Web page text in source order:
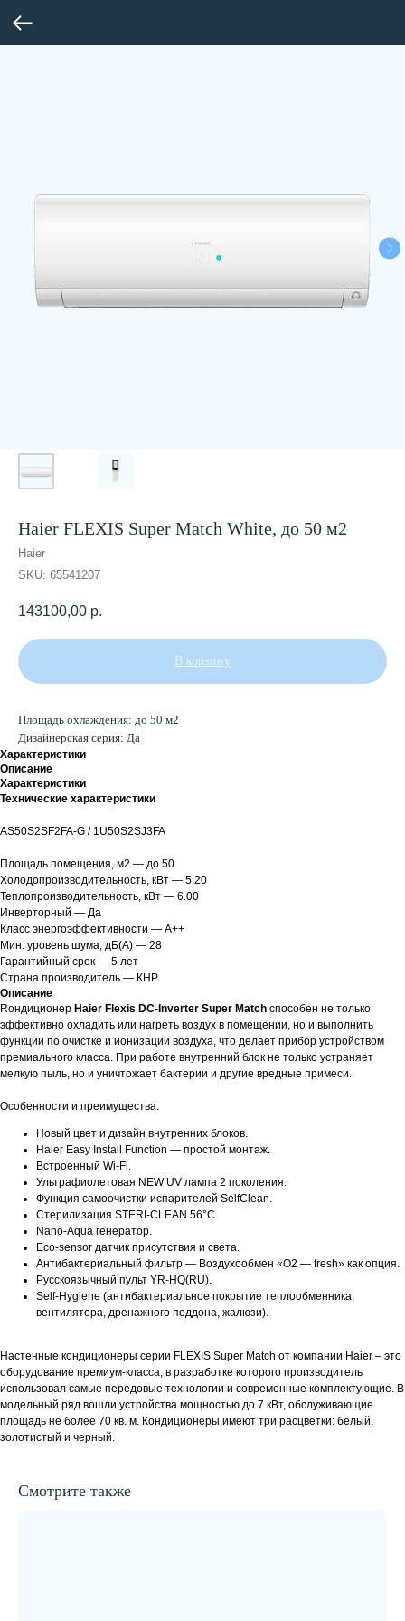
Haier FLEXIS Super Match White, до 50 м2
Haier
SKU: 65541207
143100,00 р.
В корзину
Площадь охлаждения: до 50 м2
Дизайнерская серия: Да
Характеристики
Описание
Характеристики
Технические характеристики
AS50S2SF2FA-G / 1U50S2SJ3FA
Площадь помещения, м2 — до 50
Холодопроизводительность, кВт — 5.20
Теплопроизводительность, кВт — 6.00
Инверторный — Да
Класс энергоэффективности — А++
Мин. уровень шума, дБ(А) — 28
Гарантийный срок — 5 лет
Страна производитель — КНР
Описание
Rондиционер Haier Flexis DC-Inverter Super Match способен не только
эффективно охладить или нагреть воздух в помещении, но и выполнить
функции по очистке и ионизации воздуха, что делает прибор устройством
премиального класса. При работе внутренний блок не только устраняет
мелкую пыль, но и уничтожает бактерии и другие вредные примеси.
Особенности и преимущества:
Новый цвет и дизайн внутренних блоков.
Haier Easy Install Function — простой монтаж.
Встроенный Wi-Fi.
Ультрафиолетовая NEW UV лампа 2 поколения.
Функция самоочистки испарителей SelfClean.
Стерилизация STERI-CLEAN 56°C.
Nano-Aqua генератор.
Eco-sensor датчик присутствия и света.
Антибактериальный фильтр — Воздухообмен «О2 — fresh» как опция.
Русскоязычный пульт YR-HQ(RU).
Self-Hygiene (антибактериальное покрытие теплообменника,
вентилятора, дренажного поддона, жалюзи).
Настенные кондиционеры серии FLEXIS Super Match от компании Haier – это
оборудование премиум-класса, в разработке которого производитель
использовал самые передовые технологии и современные комплектующие. В
модельный ряд вошли устройства мощностью до 7 кВт, обслуживающие
площадь не более 70 кв. м. Кондиционеры имеют три расцветки: белый,
золотистый и черный.
Смотрите также